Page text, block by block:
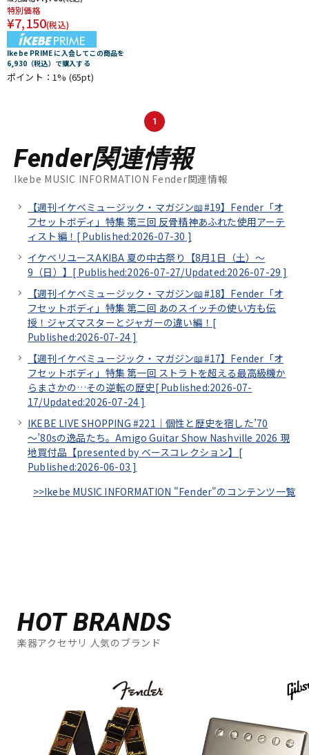
特別価格
¥7,150(税込)
Ikebe PRIME に入会してこの商品を
6,930（税込）で購入する
ポイント：1% (65pt)
1
Fender関連情報
Ikebe MUSIC INFORMATION Fender関連情報
【週刊イケベミュージック・マガジン📖#19】Fender「オ
フセットボディ」特集 第三回 反骨精神あふれた使用アーテ
ィスト編！[ Published:2026-07-30 ]
イケベリユースAKIBA 夏の中古祭り【8月1日（土）～
9（日）】[ Published:2026-07-27/Updated:2026-07-29 ]
【週刊イケベミュージック・マガジン📖#18】Fender「オ
フセットボディ」特集 第二回 あのスイッチの使い方も伝
授！ジャズマスターとジャガーの違い編！[
Published:2026-07-24 ]
【週刊イケベミュージック・マガジン📖#17】Fender「オ
フセットボディ」特集 第一回 ストラトを超える最高級機か
らまさかの…その逆転の歴史[ Published:2026-07-
17/Updated:2026-07-24 ]
IKEBE LIVE SHOPPING #221｜個性と歴史を宿した’70
～’80sの逸品たち。Amigo Guitar Show Nashville 2026 現
地買付品【presented by ベースコレクション】[
Published:2026-06-03 ]
>>Ikebe MUSIC INFORMATION "Fender"のコンテンツ一覧
HOT BRANDS
楽器アクセサリ 人気のブランド